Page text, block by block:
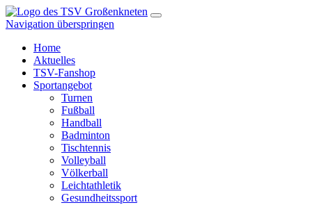
Navigation überspringen
Home
Aktuelles
TSV-Fanshop
Sportangebot
Turnen
Fußball
Handball
Badminton
Tischtennis
Volleyball
Völkerball
Leichtathletik
Gesundheitssport